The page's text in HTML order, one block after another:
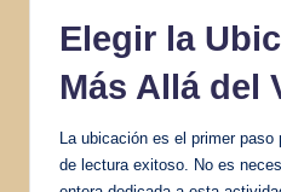
Elegir la
Más Allá del
La ubicación es el primer
de lectura exitoso. No es